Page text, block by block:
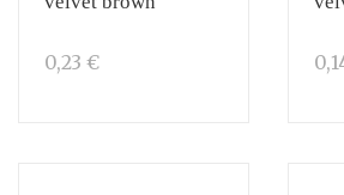
0,23 €